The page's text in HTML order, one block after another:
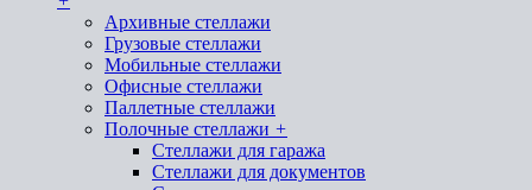
Архивные стеллажи
Грузовые стеллажи
Мобильные стеллажи
Офисные стеллажи
Паллетные стеллажи
Полочные стеллажи +
Стеллажи для гаража
Стеллажи для документов